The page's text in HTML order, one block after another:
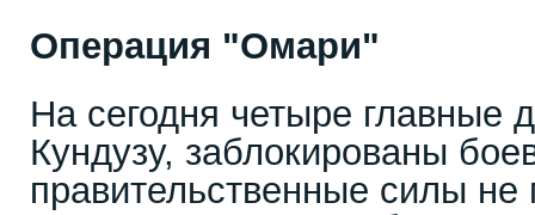
Операция "Омари"
На сегодня четыре главные
Кундузу, заблокированы
правительственные силы не